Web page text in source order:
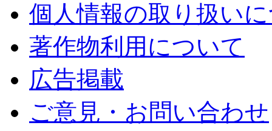
個人情報の取り扱い
著作物利用について
広告掲載
ご意見・お問い合わせ